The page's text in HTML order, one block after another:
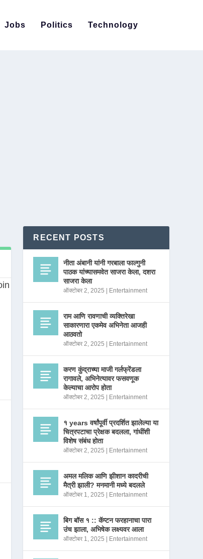
Jobs Politics Technology
RECENT POSTS
नीता अंबानी यांनी गरबाला फाल्गुनी
पाठक यांच्यासमवेत साजरा केला, दशरा
साजरा केला
ऑक्टोबर 2, 2025 Entertainment
राम आणि रावणाची व्यक्तिरेखा
साकारणारा एकमेव अभिनेता आजही
आठवतो
ऑक्टोबर 2, 2025 Entertainment
करण कुंद्राच्या माजी गर्लफ्रेंडला
रागावले, अभिनेत्यावर फसवणूक
केल्याचा आरोप होता
ऑक्टोबर 2, 2025 Entertainment
१ years वर्षांपूर्वी प्रदर्शित झालेल्या या
चित्रपटाचा प्रेक्षक बदलला, गांधींशी
विशेष संबंध होता
ऑक्टोबर 2, 2025 Entertainment
अमल मलिक आणि झीशान कादरीची
मैत्री झाली? मनमानी मध्ये बदलले
ऑक्टोबर 1, 2025 Entertainment
बिग बॉस १ :: कॅप्टन फरहानाचा पारा
उंच झाला, अभिषेक लक्ष्यवर आला
ऑक्टोबर 1, 2025 Entertainment